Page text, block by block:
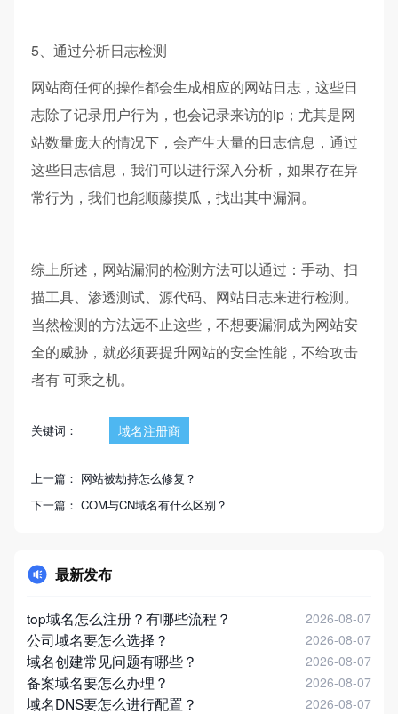
5、通过分析日志检测
网站商任何的操作都会生成相应的网站日志，这些日
志除了记录用户行为，也会记录来访的ip；尤其是网
站数量庞大的情况下，会产生大量的日志信息，通过
这些日志信息，我们可以进行深入分析，如果存在异
常行为，我们也能顺藤摸瓜，找出其中漏洞。
综上所述，网站漏洞的检测方法可以通过：手动、扫
描工具、渗透测试、源代码、网站日志来进行检测。
当然检测的方法远不止这些，不想要漏洞成为网站安
全的威胁，就必须要提升网站的安全性能，不给攻击
者有 可乘之机。
关键词： 域名注册商
上一篇： 网站被劫持怎么修复？
下一篇：COM与CN域名有什么区别？
最新发布
top域名怎么注册？有哪些流程？ 2026-08-07
公司域名要怎么选择？ 2026-08-07
域名创建常见问题有哪些？ 2026-08-07
备案域名要怎么办理？ 2026-08-07
域名DNS要怎么进行配置？ 2026-08-07